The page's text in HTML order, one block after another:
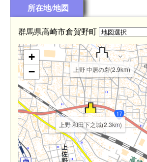
所在地/地図
群馬県高崎市倉賀野町
上野 和田下之城(2.3km)
上野 中居の砦(2.9km)
+
−